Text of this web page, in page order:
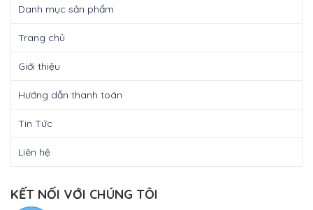
Danh mục sản phẩm
Trang chủ
Giới thiệu
Hướng dẫn thanh toán
Tin Tức
Liên hệ
KẾT NỐI VỚI CHÚNG TÔI